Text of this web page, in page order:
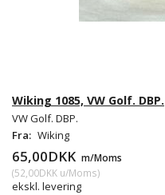
Wiking 1085, VW Golf. DBP.
VW Golf. DBP.
Fra: Wiking
65,00DKK m/Moms
(52,00DKK u/Moms)
ekskl. levering